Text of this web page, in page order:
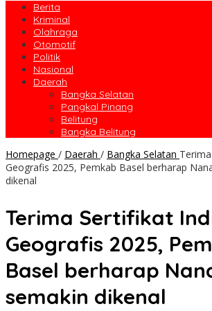
Berita
Kriminal
Olahraga
Otomotif
Politik
Nasional
Daerah
Bangka Selatan
Pangkal Pinang
Belitung
Bangka Belitung
Homepage / Daerah / Bangka Selatan
Geografis 2025, Pemkab Basel berharap
dikenal
Terima Sertifikat
Geografis 2025,
Basel berharap
semakin dikenal